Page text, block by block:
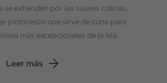
se extienden por las suaves colinas,
pintoresco que sirve de cuna para
más excepcionales de la isla.
Leer más